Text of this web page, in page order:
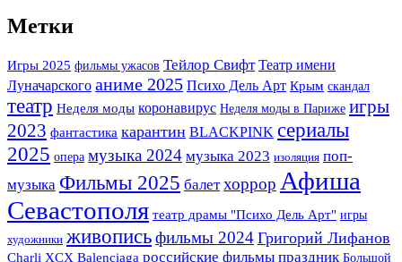
Метки
Игры 2025 фильмы ужасов Тейлор Свифт Театр имени
Луначарского аниме 2025 Психо Дель Арт Крым скандал
театр Неделя моды коронавирус Неделя моды в Париже игры
2023 фантастика карантин BLACKPINK сериалы
2025 опера музыка 2024 музыка 2023 изоляция поп-
музыка Фильмы 2025 балет хоррор Афиша
Севастополя театр драмы "Психо Дель Арт" игры
художники живописьфильмы 2024 Григорий Лифанов
Charli XCX Balenciaga российские фильмы праздник Большой